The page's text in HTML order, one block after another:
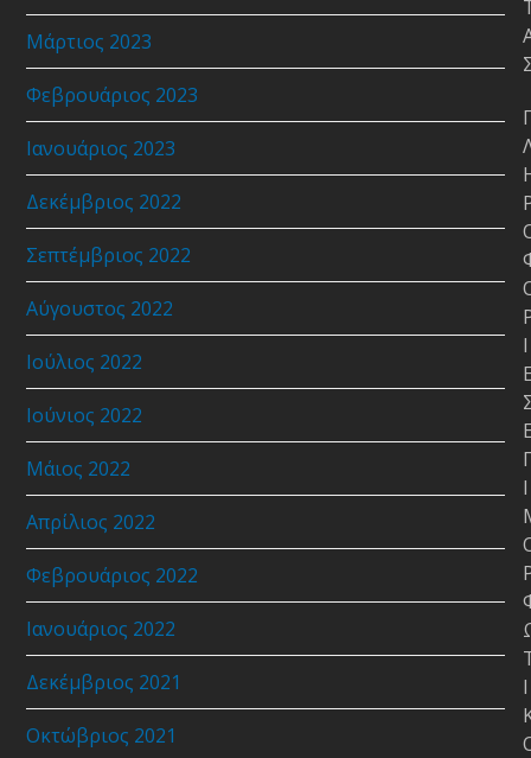
Μάρτιος 2023
Φεβρουάριος 2023
Ιανουάριος 2023
Δεκέμβριος 2022
Σεπτέμβριος 2022
Αύγουστος 2022
Ιούλιος 2022
Ιούνιος 2022
Μάιος 2022
Απρίλιος 2022
Φεβρουάριος 2022
Ιανουάριος 2022
Δεκέμβριος 2021
Οκτώβριος 2021
Ι
Ι
Ι